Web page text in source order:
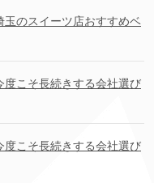
のスイーツ店おすすめベ
度こそ長続きする会社選び
度こそ長続きする会社選び